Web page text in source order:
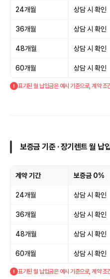
24개월 상담 시 확인
36개월 상담 시 확인
48개월 상담 시 확인
60개월 상담 시 확인
표기된 월 납입금은 예시 기준으로, 계약
보증금 기준 · 장기렌트 월 납
계약 기간 보증금 0%
24개월 상담 시 확인
36개월 상담 시 확인
48개월 상담 시 확인
60개월 상담 시 확인
표기된 월 납입금은 예시 기준으로, 계약